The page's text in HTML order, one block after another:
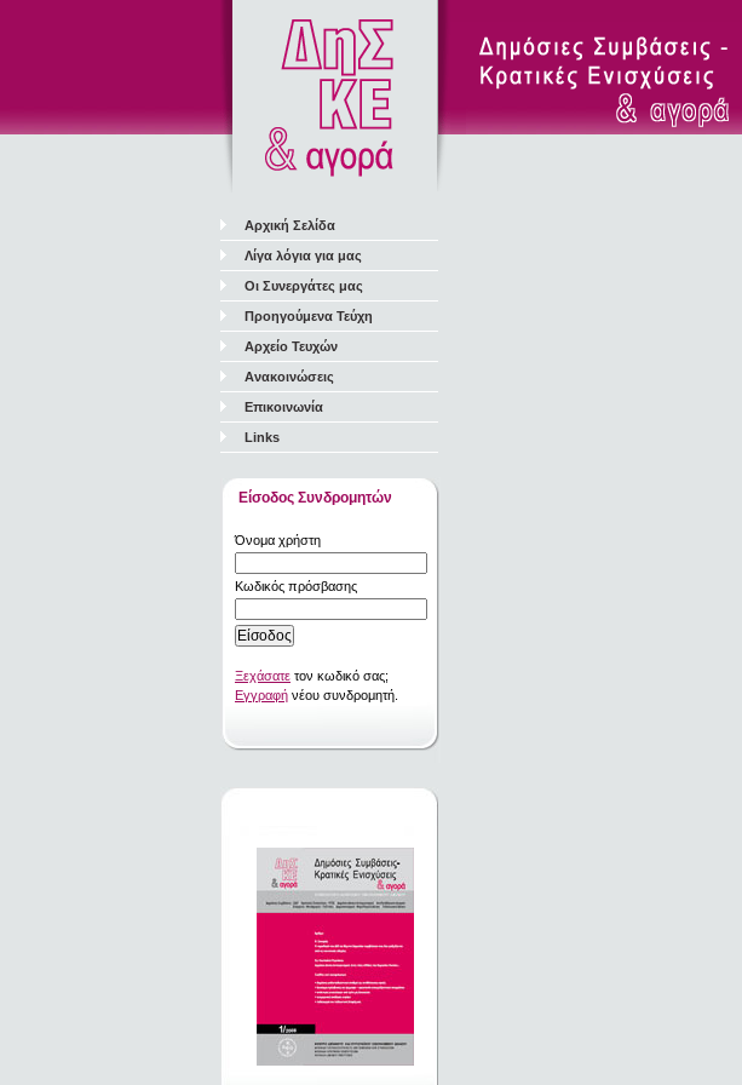
Αρχική Σελίδα
Λίγα λόγια για μας
Οι Συνεργάτες μας
Προηγούμενα Τεύχη
Αρχείο Τευχών
Ανακοινώσεις
Επικοινωνία
Links
Είσοδος Συνδρομητών
Όνομα χρήστη
Κωδικός πρόσβασης
Ξεχάσατε τον κωδικό σας;
Εγγραφή νέου συνδρομητή.